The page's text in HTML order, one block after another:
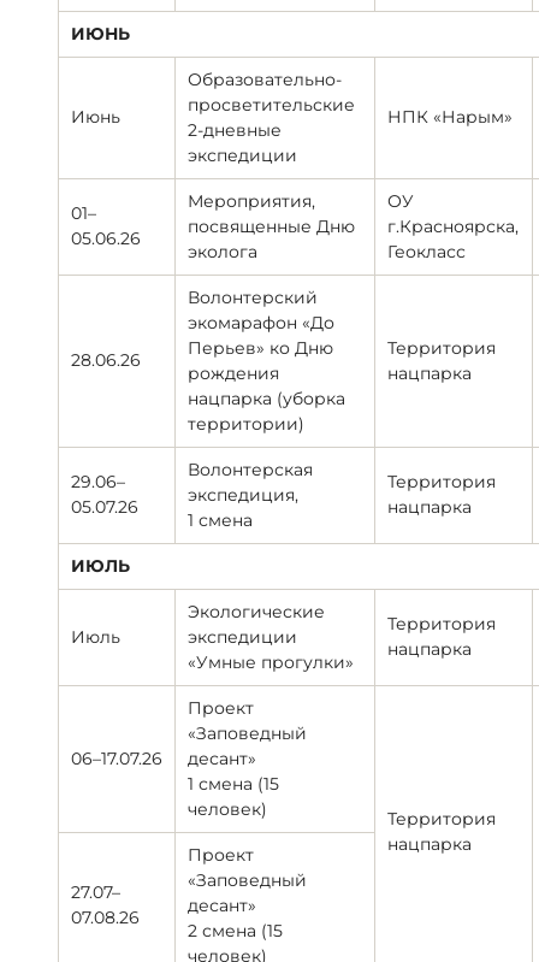
ИЮНЬ
Июнь
Образовательно-
просветительские
2-дневные
экспедиции
НПК «Нарым»
01–
05.06.26
Мероприятия,
посвященные Дню
эколога
ОУ
г.Красноярска,
Геокласс
28.06.26
Волонтерский
экомарафон «До
Перьев» ко Дню
рождения
нацпарка (уборка
территории)
Территория
нацпарка
29.06–
05.07.26
Волонтерская
экспедиция,
1 смена
Территория
нацпарка
ИЮЛЬ
Июль
Экологические
экспедиции
«Умные прогулки»
Территория
нацпарка
06–17.07.26
Проект
«Заповедный
десант»
1 смена (15
человек)
Территория
нацпарка
27.07–
07.08.26
Проект
«Заповедный
десант»
2 смена (15
человек)